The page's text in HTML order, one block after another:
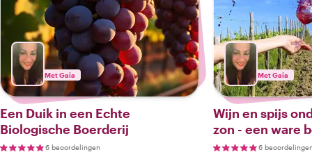
Met Gaia
Een Duik in een Echte
Biologische Boerderij
6 beoordelingen
Met Gaia
Wijn en spijs
zon - een ware
Chianti-regio
6